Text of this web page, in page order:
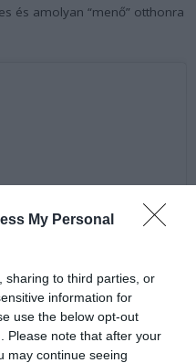
My Personal
sharing to third parties, or
information for
use the below opt-out
Please note that after your
may continue seeing
és amolyan “menő” otthonra
Instagram